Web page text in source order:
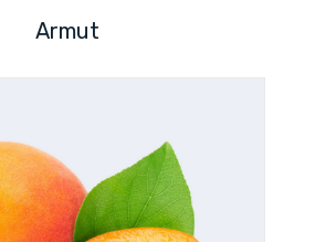
Armut